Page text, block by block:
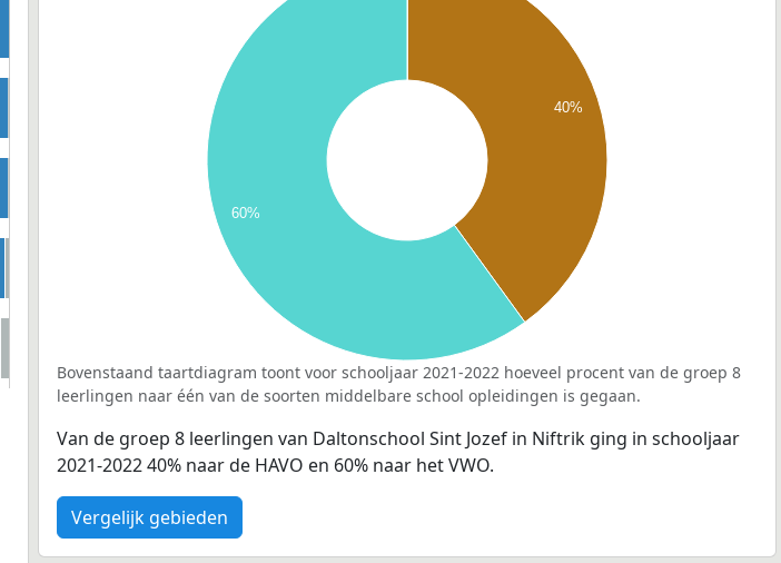
40%
60%
Bovenstaand taartdiagram toont voor schooljaar 2021-2022 hoeveel procent van de groep 8
leerlingen naar één van de soorten middelbare school opleidingen is gegaan.
Van de groep 8 leerlingen van Daltonschool Sint Jozef in Niftrik ging in schooljaar
2021-2022 40% naar de HAVO en 60% naar het VWO.
Vergelijk gebieden